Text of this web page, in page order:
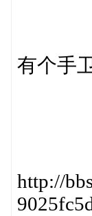
有个手
http://